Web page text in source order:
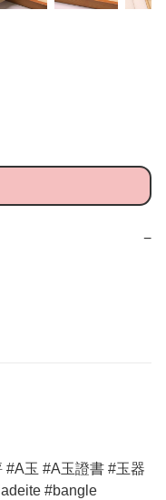
−
#A玉 #A玉證書 #玉器
#bangle